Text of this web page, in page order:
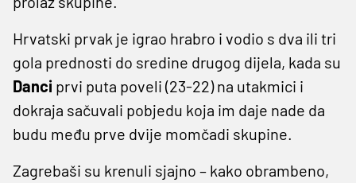
Hrvatski prvak je igrao hrabro i vodio s dva ili tri
gola prednosti do sredine drugog dijela, kada su
Danci prvi puta poveli (23-22) na utakmici i
dokraja sačuvali pobjedu koja im daje nade da
budu među prve dvije momčadi skupine.
Zagrebaši su krenuli sjajno – kako obrambeno,